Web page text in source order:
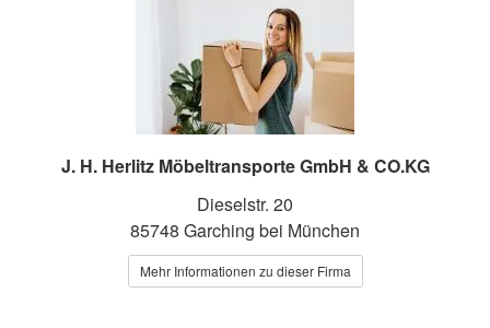
J. H. Herlitz Möbeltransporte GmbH & CO.KG
Dieselstr. 20
85748 Garching bei München
Mehr Informationen zu dieser Firma